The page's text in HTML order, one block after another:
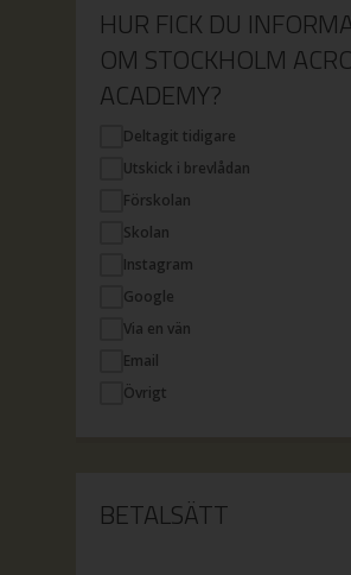
HUR FICK DU
OM STOCKHOLM
ACADEMY?
Deltagit tidigare
Utskick i brevlådan
Förskolan
Skolan
Instagram
Google
Via en vän
Email
Övrigt
BETALSÄTT